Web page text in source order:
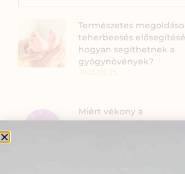
Természetes
teherbeesés
hogyan segíthetnek a
gyógynövények?
Miért vékony a
méhnyálkahártyád és